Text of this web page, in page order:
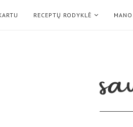
RECEPTŲ RODYKLĖ